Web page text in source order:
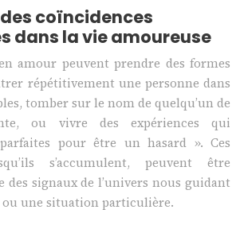
coïncidences
dans la vie amoureuse
amour peuvent prendre des formes
répétitivement une personne dans
tomber sur le nom de quelqu’un de
ou vivre des expériences qui
pour être un hasard ». Ces
s’accumulent, peuvent être
des signaux de l’univers nous guidant
ou une situation particulière.